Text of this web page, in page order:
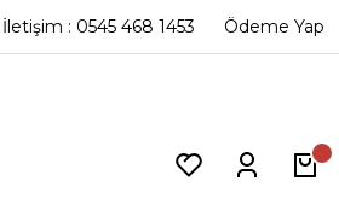
İletişim : 0545 468 1453 Ödeme Yap